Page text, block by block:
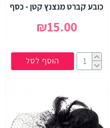
כובע קברט מנצנץ קטן - כסף
₪15.00
הוסף לסל